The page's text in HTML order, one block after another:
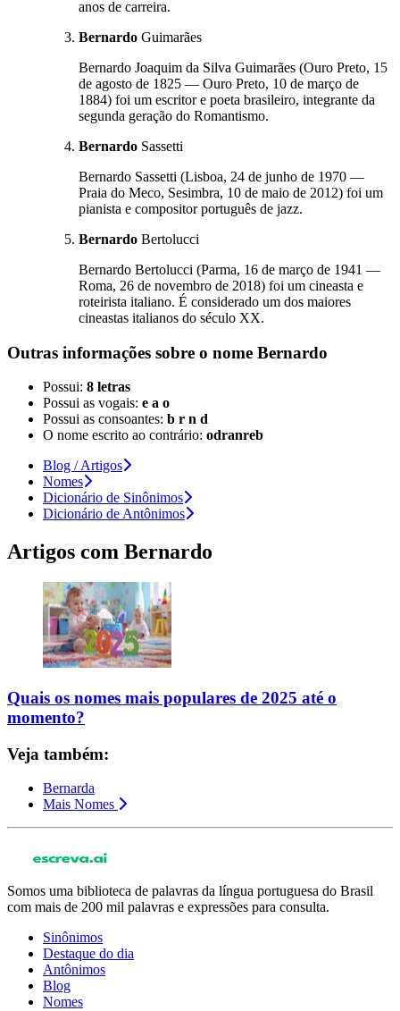
anos de carreira.
Bernardo Guimarães
Bernardo Joaquim da Silva Guimarães (Ouro Preto, 15
de agosto de 1825 — Ouro Preto, 10 de março de
1884) foi um escritor e poeta brasileiro, integrante da
segunda geração do Romantismo.
Bernardo Sassetti
Bernardo Sassetti (Lisboa, 24 de junho de 1970 —
Praia do Meco, Sesimbra, 10 de maio de 2012) foi um
pianista e compositor português de jazz.
Bernardo Bertolucci
Bernardo Bertolucci (Parma, 16 de março de 1941 —
Roma, 26 de novembro de 2018) foi um cineasta e
roteirista italiano. É considerado um dos maiores
cineastas italianos do século XX.
Outras informações sobre o nome Bernardo
Possui: 8 letras
Possui as vogais: e a o
Possui as consoantes: b r n d
O nome escrito ao contrário: odranreb
Blog / Artigos
Nomes
Dicionário de Sinônimos
Dicionário de Antônimos
Artigos com Bernardo
Quais os nomes mais populares de 2025 até o
momento?
Veja também:
Bernarda
Mais Nomes
Somos uma biblioteca de palavras da língua portuguesa do Brasil
com mais de 200 mil palavras e expressões para consulta.
Sinônimos
Destaque do dia
Antônimos
Blog
Nomes